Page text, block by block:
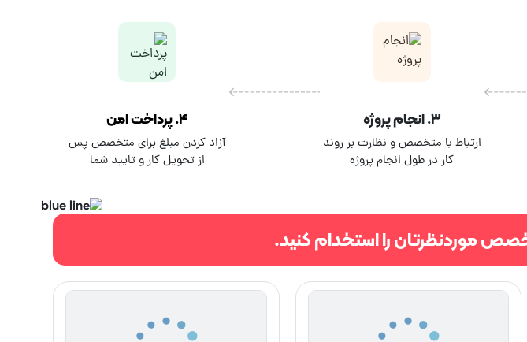
۳. انجام پروژه
ارتباط با متخصص و نظارت بر روند
کار در طول انجام پروژه
۴. پرداخت امن
آزاد کردن مبلغ برای متخصص پس
از تحویل کار و تایید شما
موردنظرتان را استخدام کنید.